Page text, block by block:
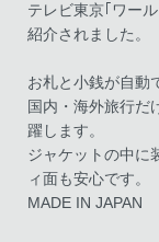
テレビ東京｢ワー
紹介されました。
お札と小銭が自動
国内・海外旅行だ
躍します。
ジャケットの中に
ィ面も安心です。
MADE IN JAPAN